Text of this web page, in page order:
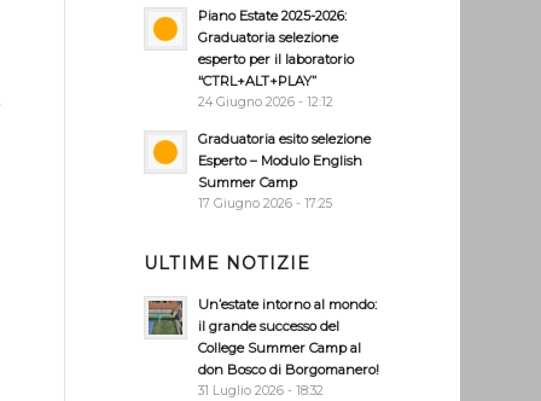
Piano Estate 2025-2026:
Graduatoria selezione
esperto per il laboratorio
“CTRL+ALT+PLAY”
24 Giugno 2026 - 12:12
Graduatoria esito selezione
Esperto – Modulo English
Summer Camp
17 Giugno 2026 - 17:25
ULTIME NOTIZIE
Un’estate intorno al mondo:
il grande successo del
College Summer Camp al
don Bosco di Borgomanero!
31 Luglio 2026 - 18:32